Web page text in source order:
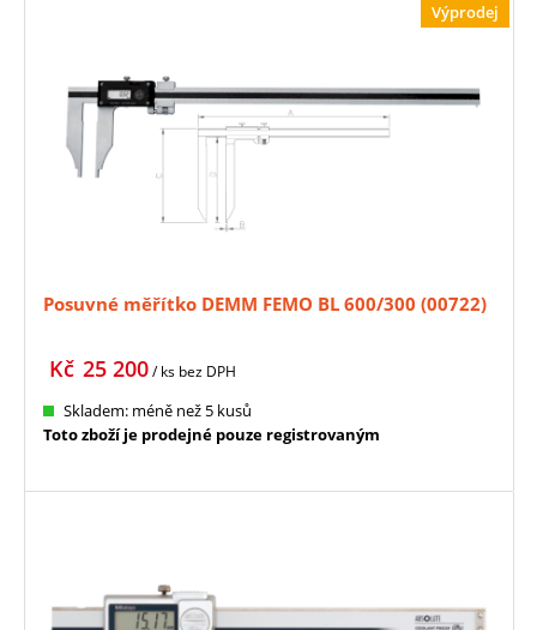
Výprodej
Posuvné měřítko DEMM FEMO BL 600/300 (00722)
25 200
Kč / ks bez DPH
Skladem: méně než 5 kusů
Toto zboží je prodejné pouze registrovaným